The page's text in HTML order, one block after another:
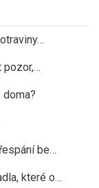
pozor,…
be…
které o…